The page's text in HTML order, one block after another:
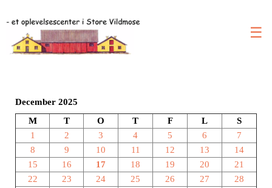
☰
December 2025
M
T O T F L
S
1
2 3 4 5 6
7
8
9 10 11 12 13
14
15
16 17 18 19 20
21
22
23 24 25 26 27
28